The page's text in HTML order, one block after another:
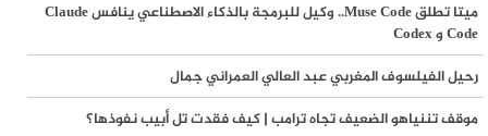
يستقر في لبنان
آلاف المفقودين تحت الأنقاض.. انتشال 8 شهداء من جنوب مدينة غزة
أكثر من 4000 خرق إسرائيلي لوقف إطلاق النار في غزة واستشهاد 1252
ميتا تطلق Muse Code.. وكيل للبرمجة بالذكاء الاصطناعي ينافس Claude
Code و Codex
رحيل الفيلسوف المغربي عبد العالي العمراني جمال
موقف تننياهو الضعيف تجاه ترامب | كيف فقدت تل أبيب نفوذها؟